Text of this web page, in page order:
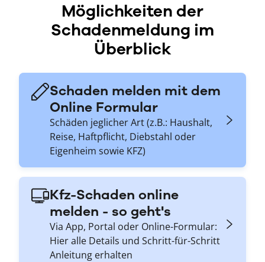
Möglichkeiten der
Schadenmeldung im
Überblick
Schaden melden mit dem
Online Formular
Schäden jeglicher Art (z.B.: Haushalt,
Reise, Haftpflicht, Diebstahl oder
Eigenheim sowie KFZ)
Kfz-Schaden online
melden - so geht's
Via App, Portal oder Online-Formular:
Hier alle Details und Schritt-für-Schritt
Anleitung erhalten